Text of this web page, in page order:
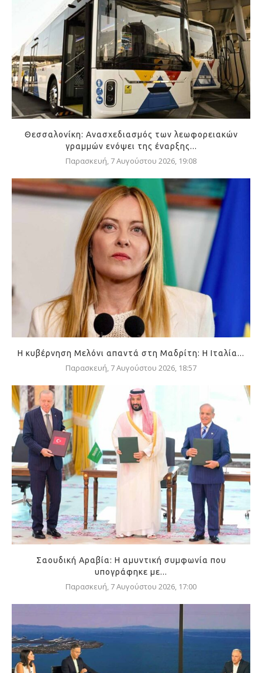
Θεσσαλονίκη: Ανασχεδιασμός των λεωφορειακών
γραμμών ενόψει της έναρξης...
Παρασκευή, 7 Αυγούστου 2026, 19:08
Η κυβέρνηση Μελόνι απαντά στη Μαδρίτη: Η Ιταλία...
Παρασκευή, 7 Αυγούστου 2026, 18:57
Σαουδική Αραβία: Η αμυντική συμφωνία που
υπογράφηκε με...
Παρασκευή, 7 Αυγούστου 2026, 17:00